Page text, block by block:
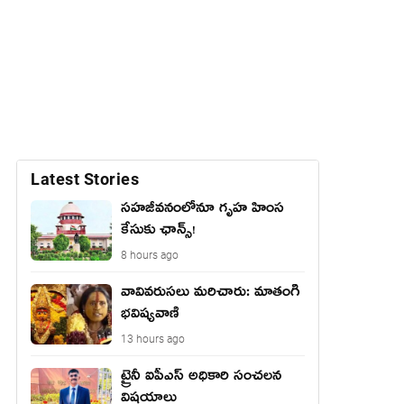
Latest Stories
సహజీవనంలోనూ గృహ హింస
కేసుకు ఛాన్స్!
8 hours ago
వావివ‌రుస‌లు మ‌రిచారు: మాతంగి
భవిష్యవాణి
13 hours ago
ట్రైనీ ఐపీఎస్ అధికారి సంచలన